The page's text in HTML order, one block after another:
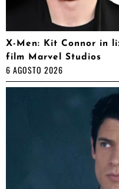
X-Men: Kit Connor in
film Marvel Studios
6 AGOSTO 2026